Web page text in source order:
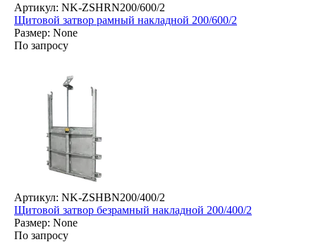
Артикул: NK-ZSHRN200/600/2
Щитовой затвор рамный накладной 200/600/2
Размер: None
По запросу
Артикул: NK-ZSHBN200/400/2
Щитовой затвор безрамный накладной 200/400/2
Размер: None
По запросу